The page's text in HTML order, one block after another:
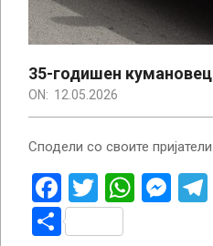
35-годишен
ON: 12.05.2026
Сподели со своите пријатели
Facebook
Twitter
Share